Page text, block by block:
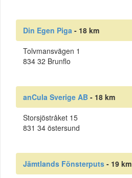
Din Egen Piga - 18 km
Tolvmansvägen 1
834 32 Brunflo
anCula Sverige AB - 18 km
Storsjöstråket 15
831 34 östersund
Jämtlands Fönsterputs - 19 km